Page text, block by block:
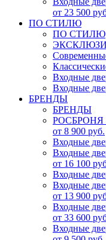
от 23 500
ПО СТИЛЮ
ПО СТИЛЮ
Входные
Входные
БРЕНДЫ
БРЕНДЫ
РОСБРОНЯ -
от 8 900 руб.
Входные
Входные
от 16 100
Входные
Входные
от 13 900
Входные
от 33 600
Входные